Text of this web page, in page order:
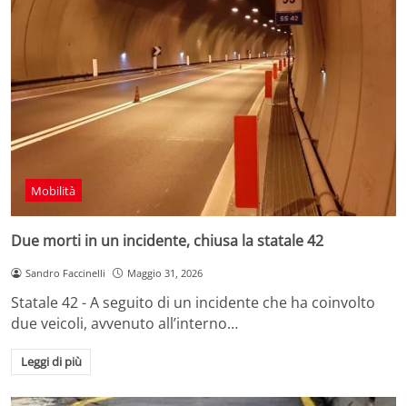
Mobilità
Due morti in un incidente, chiusa la statale 42
Sandro Faccinelli Maggio 31, 2026
Statale 42 - A seguito di un incidente che ha coinvolto
due veicoli, avvenuto all’interno…
Leggi di più